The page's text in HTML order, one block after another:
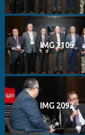
IMG 2105
IMG 2092